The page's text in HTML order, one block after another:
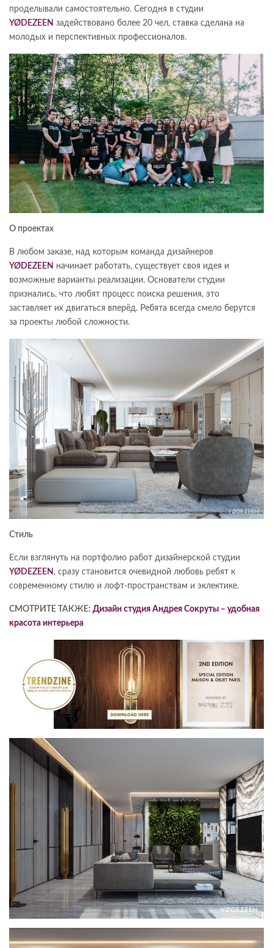
проделывали самостоятельно. Сегодня в студии
YØDEZEEN задействовано более 20 чел, ставка сделана на
молодых и перспективных профессионалов.
О проектах
В любом заказе, над которым команда дизайнеров
YØDEZEEN начинает работать, существует своя идея и
возможные варианты реализации. Основатели студии
признались, что любят процесс поиска решения, это
заставляет их двигаться вперёд. Ребята всегда смело берутся
за проекты любой сложности.
Стиль
Если взглянуть на портфолио работ дизайнерской студии
YØDEZEEN , сразу становится очевидной любовь ребят к
современному стилю и лофт-пространствам и эклектике.
СМОТРИТЕ ТАКЖЕ: Дизайн студия Андрея Сокруты – удобная
красота интерьера